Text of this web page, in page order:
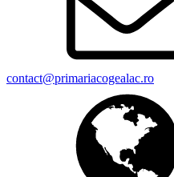
contact@primariacogealac.ro